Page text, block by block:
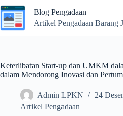
Skip
to
content
Blog Pengadaan
Artikel Pengadaan Barang
Keterlibatan Start-up dan UMKM
dalam Mendorong Inovasi dan
Admin LPKN
24
Artikel Pengadaan